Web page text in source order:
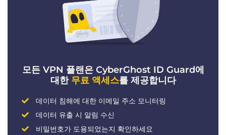
모든 VPN 플랜은 CyberGhost ID Guard에
대한 무료 액세스를 제공합니다
데이터 침해에 대한 이메일 주소 모니터링
데이터 유출 시 알림 수신
비밀번호가 도용되었는지 확인하세요